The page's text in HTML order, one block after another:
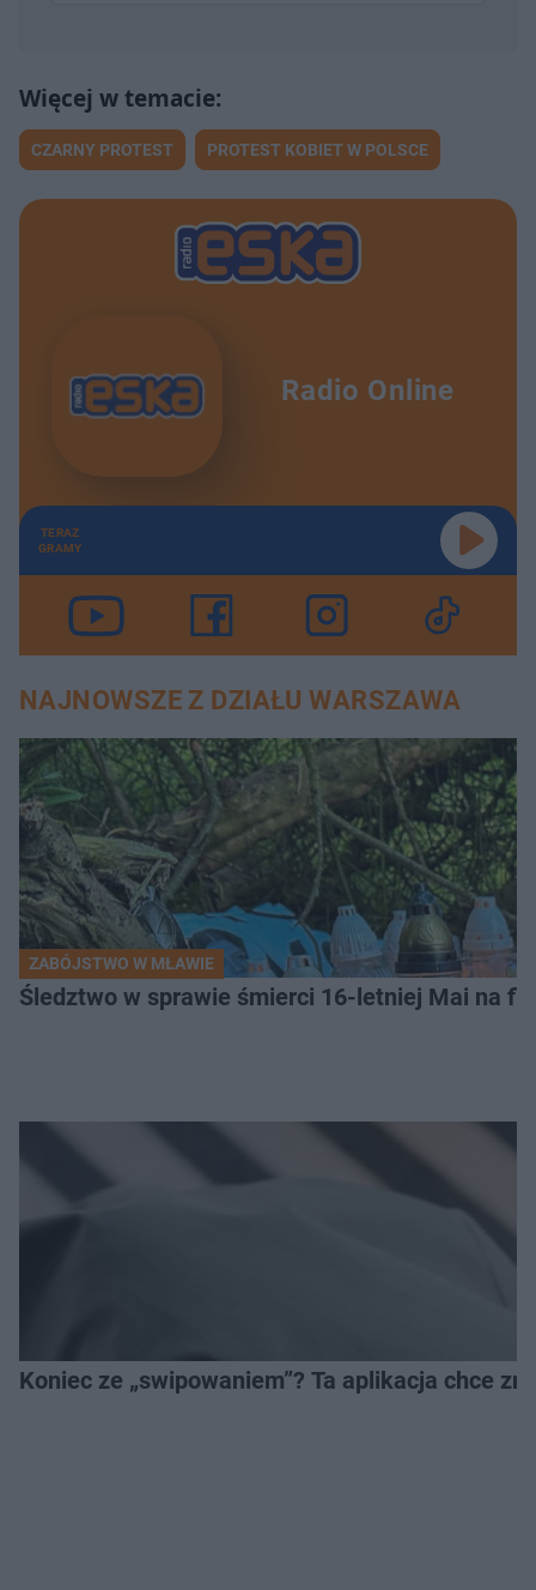
CZARNY PROTEST PROTEST KOBIET W POLSCE
Radio Online
TERAZ
GRAMY
NAJNOWSZE Z DZIAŁU WARSZAWA
ZABÓJSTWO W MŁAWIE
Śledztwo w sprawie śmierci 16-letniej Mai na
Koniec ze „swipowaniem”? Ta aplikacja chce